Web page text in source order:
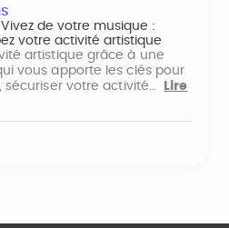
de votre musique :
votre activité artistique
artistique grâce à une
vous apporte les clés pour
sécuriser votre activité…
Lire